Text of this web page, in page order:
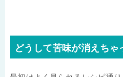
どうして苦味が消えちゃ